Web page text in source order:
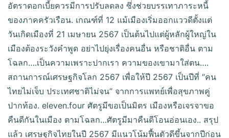
อัตราดอกเบี้ยควรมีการปรับลดลง ซึ่งช่วยบรรเทาภาระหนี้
ของภาคครัวเรือน. เกณฑ์ที่ 12 แม้เมืองเริ่มออกแววดีตั้งแต่
วันเกิดเมืองที่ 21 เมษายน 2567 เป็นต้นไปแต่ผู้หลักผู้ใหญ่ใน
เมืองต้องระวังคำพูด อย่าไปยุ่งเรื่องคนอื่น หรือชาติอื่น ตาม
โฉลก….เป็นความเพราะปากเรา ความของเขามาใส่ตน….
สถานการณ์เศรษฐกิจโลก 2567 เพื่อให้ปี 2567 เป็นปีที่ “คน
ไทยไม่เจ็บ ประเทศชาติไม่จน” จากการแพทย์เพื่อสุขภาพคู่
ปากท้อง. eleven.four ศัตรูมีขอเป็นมิตร เมืองหรือเจรจาขอ
คืนดีกันในเมือง ตามโฉลก…ศัตรูมีมาคืนดีโอนอ่อนเอง.. สรุป
แล้ว เศรษฐกิจไทยในปี 2567 มีแนวโน้มฟื้นตัวดีขึ้นจากปีก่อน